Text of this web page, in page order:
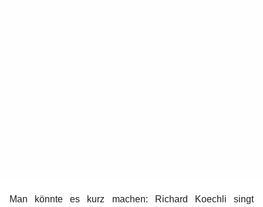
Man könnte es kurz machen: Richard Koechli singt